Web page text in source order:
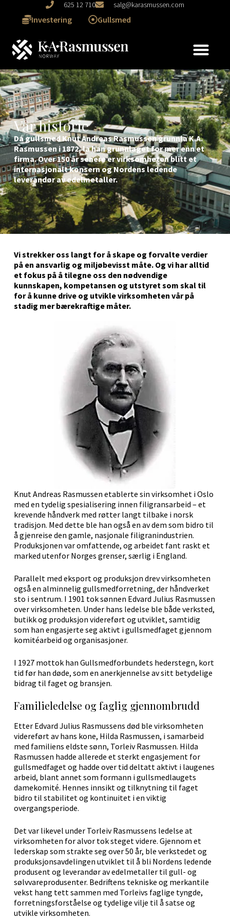
625 12 710 salg@karasmussen.com
Investering Gullsmed
Vår historie
Da gullsmed Knut Andreas Rasmussen grunnla K.A.
Rasmussen i 1872, la han grunnlaget for mer enn et
firma. Over 150 år senere er virksomheten blitt et
internasjonalt konsern og Nordens ledende
leverandør av edelmetaller.
Vi strekker oss langt for å skape og forvalte verdier
på en ansvarlig og miljøbevisst måte. Og vi har alltid
et fokus på å tilegne oss den nødvendige
kunnskapen, kompetansen og utstyret som skal til
for å kunne drive og utvikle virksomheten vår på
stadig mer bærekraftige måter.
Knut Andreas Rasmussen etablerte sin virksomhet i Oslo
med en tydelig spesialisering innen filigransarbeid – et
krevende håndverk med røtter langt tilbake i norsk
tradisjon. Med dette ble han også en av dem som bidro til
å gjenreise den gamle, nasjonale filigranindustrien.
Produksjonen var omfattende, og arbeidet fant raskt et
marked utenfor Norges grenser, særlig i England.
Parallelt med eksport og produksjon drev virksomheten
også en alminnelig gullsmedforretning, der håndverket
sto i sentrum. I 1901 tok sønnen Edvard Julius Rasmussen
over virksomheten. Under hans ledelse ble både verksted,
butikk og produksjon videreført og utviklet, samtidig
som han engasjerte seg aktivt i gullsmedfaget gjennom
komitéarbeid og organisasjoner.
I 1927 mottok han Gullsmedforbundets hederstegn, kort
tid før han døde, som en anerkjennelse av sitt betydelige
bidrag til faget og bransjen.
Familieledelse og faglig gjennombrudd
Etter Edvard Julius Rasmussens død ble virksomheten
videreført av hans kone, Hilda Rasmussen, i samarbeid
med familiens eldste sønn, Torleiv Rasmussen. Hilda
Rasmussen hadde allerede et sterkt engasjement for
gullsmedfaget og hadde over tid deltatt aktivt i laugenes
arbeid, blant annet som formann i gullsmedlaugets
damekomité. Hennes innsikt og tilknytning til faget
bidro til stabilitet og kontinuitet i en viktig
overgangsperiode.
Det var likevel under Torleiv Rasmussens ledelse at
virksomheten for alvor tok steget videre. Gjennom et
lederskap som strakte seg over 50 år, ble verkstedet og
produksjonsavdelingen utviklet til å bli Nordens ledende
produsent og leverandør av edelmetaller til gull- og
sølvvareprodusenter. Bedriftens tekniske og merkantile
vekst hang tett sammen med Torleivs faglige tyngde,
forretningsforståelse og tydelige vilje til å satse og
utvikle virksomheten.